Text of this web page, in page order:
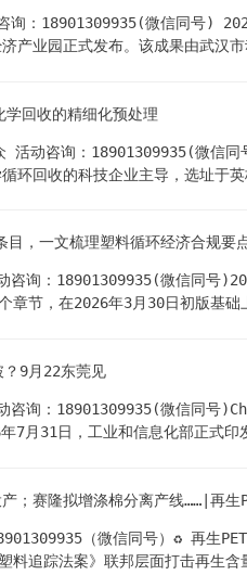
询：18901309935(微信同号)
产业园正式发布。该成果由武汉
升3至5倍。相关技术成果均属
学回收的精细化预处理
动咨询：18901309935(微信
环回收的科技企业主导，选址
废塑料轻薄、杂质高，长期是英
目，一文梳理塑料循环经济合规要
咨询：18901309935(微信同号
章节，在2026年3月30日初版基
第二步：确定聚合物类型（PET
9月22东莞见
咨询：18901309935(微信同号
7月31日，工业和信息化部正式
迎来了顶层设计层面的强力背书
；赛隆拟增涤棉分离产线……|再生
（微信同号）♻️ 再生
料追踪法案》联邦层面打击再生